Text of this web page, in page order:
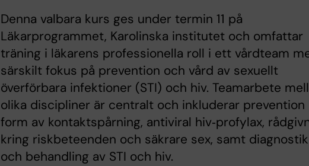
Denna valbara kurs ges under termin 11 på
Läkarprogrammet, Karolinska institutet och omfattar
träning i läkarens professionella roll i ett vårdteam
särskilt fokus på prevention och vård av sexuellt
överförbara infektioner (STI) och hiv. Teamarbete
olika discipliner är centralt och inkluderar prevention
form av kontaktspårning, antiviral hiv‑profylax,
kring riskbeteenden och säkrare sex, samt diagnostik
och behandling av STI och hiv.